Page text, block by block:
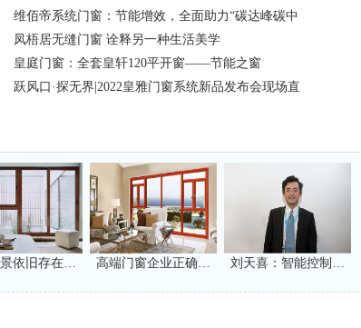
门窗
维佰帝系统门窗：节能增效，全面助力“碳达峰碳中
和”
凤梧居无缝门窗 诠释另一种生活美学
皇庭门窗：全套皇轩120平开窗——节能之窗
跃风口·探无界|2022皇雅门窗系统新品发布会现场直
依旧存在… 高端门窗企业正确… 刘天喜：智能控制…